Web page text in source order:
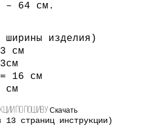
– 64 см.
изделия)
см
16 см
см
по пошивуСкачать
страниц инструкции)